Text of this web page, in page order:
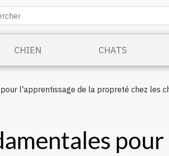
CHIEN CHATS
l'apprentissage de la propreté chez les